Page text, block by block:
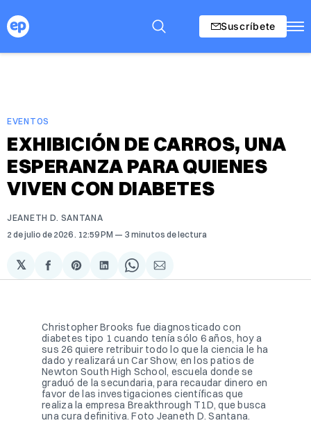
Suscríbete
EVENTOS
EXHIBICIÓN DE CARROS, UNA
ESPERANZA PARA QUIENES
VIVEN CON DIABETES
JEANETH D. SANTANA
2 de julio de 2026 . 12:59 PM 3 minutos de lectura
𝕏
Compartir
en
Share
on
Compartir
en
Share
on
Compartir
via
Christopher Brooks fue diagnosticado con
diabetes tipo 1 cuando tenía sólo 6 años, hoy a
sus 26 quiere retribuir todo lo que la ciencia le ha
dado y realizará un Car Show, en los patios de
Newton South High School, escuela donde se
graduó de la secundaria, para recaudar dinero en
favor de las investigaciones científicas que
realiza la empresa Breakthrough T1D, que busca
una cura definitiva. Foto Jeaneth D. Santana.